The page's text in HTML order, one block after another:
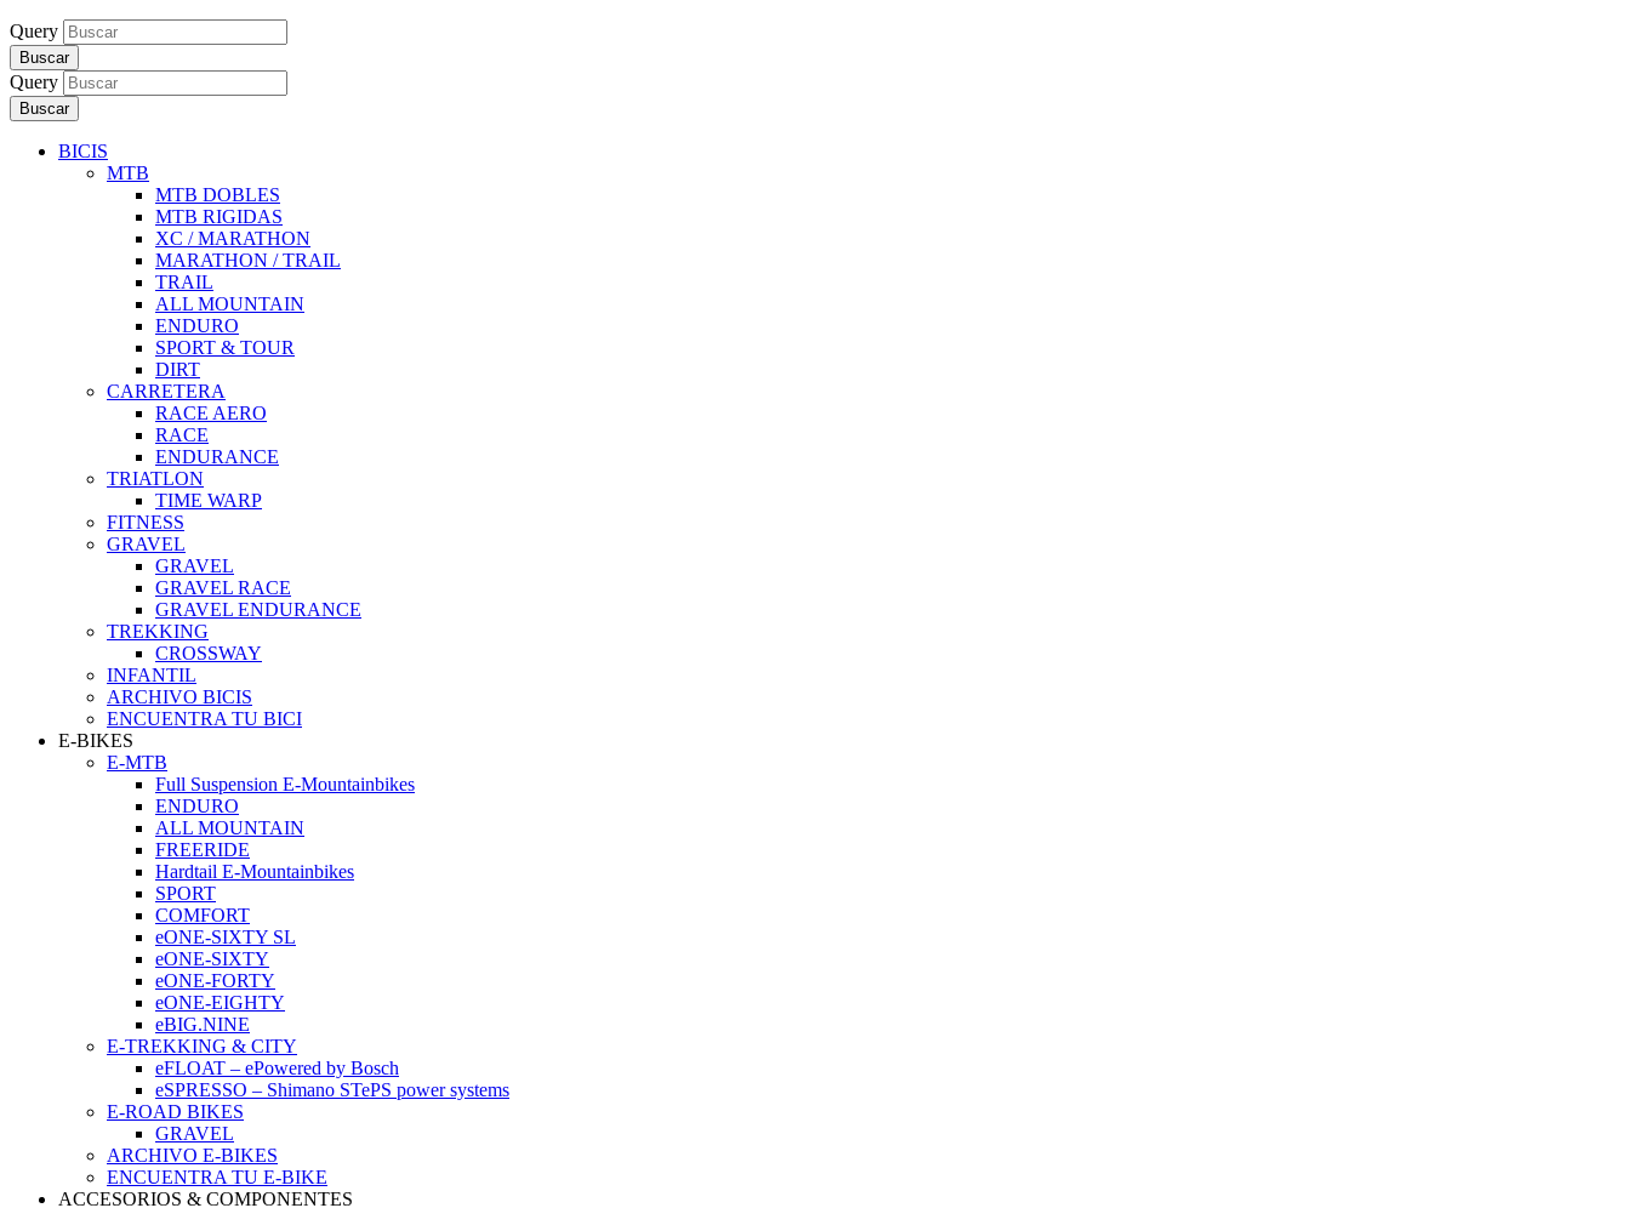
Query
Buscar
Query
Buscar
BICIS
MTB
MTB DOBLES
MTB RIGIDAS
XC / MARATHON
MARATHON / TRAIL
TRAIL
ALL MOUNTAIN
ENDURO
SPORT & TOUR
DIRT
CARRETERA
RACE AERO
RACE
ENDURANCE
TRIATLON
TIME WARP
FITNESS
GRAVEL
GRAVEL
GRAVEL RACE
GRAVEL ENDURANCE
TREKKING
CROSSWAY
INFANTIL
ARCHIVO BICIS
ENCUENTRA TU BICI
E-BIKES
E-MTB
Full Suspension E-Mountainbikes
ENDURO
ALL MOUNTAIN
FREERIDE
Hardtail E-Mountainbikes
SPORT
COMFORT
eONE-SIXTY SL
eONE-SIXTY
eONE-FORTY
eONE-EIGHTY
eBIG.NINE
E-TREKKING & CITY
eFLOAT – ePowered by Bosch
eSPRESSO – Shimano STePS power systems
E-ROAD BIKES
GRAVEL
ARCHIVO E-BIKES
ENCUENTRA TU E-BIKE
ACCESORIOS & COMPONENTES